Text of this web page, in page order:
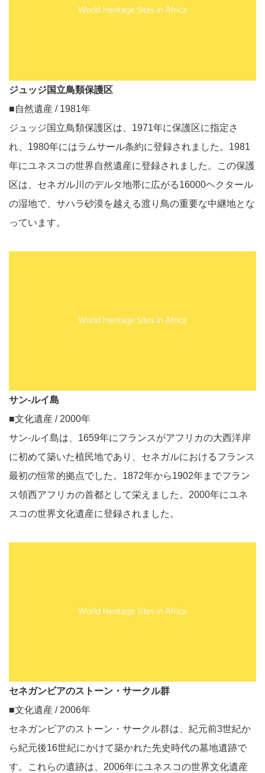
ジュッジ国立鳥類保護区
■自然遺産 / 1981年
ジュッジ国立鳥類保護区は、1971年に保護区に指定さ
れ、1980年にはラムサール条約に登録されました。1981
年にユネスコの世界自然遺産に登録されました。この保護
区は、セネガル川のデルタ地帯に広がる16000ヘクタール
の湿地で、サハラ砂漠を越える渡り鳥の重要な中継地とな
っています。
サン-ルイ島
■文化遺産 / 2000年
サン-ルイ島は、1659年にフランスがアフリカの大西洋岸
に初めて築いた植民地であり、セネガルにおけるフランス
最初の恒常的拠点でした。1872年から1902年までフラン
ス領西アフリカの首都として栄えました。2000年にユネ
スコの世界文化遺産に登録されました。
セネガンビアのストーン・サークル群
■文化遺産 / 2006年
セネガンビアのストーン・サークル群は、紀元前3世紀か
ら紀元後16世紀にかけて築かれた先史時代の墓地遺跡で
す。これらの遺跡は、2006年にユネスコの世界文化遺産